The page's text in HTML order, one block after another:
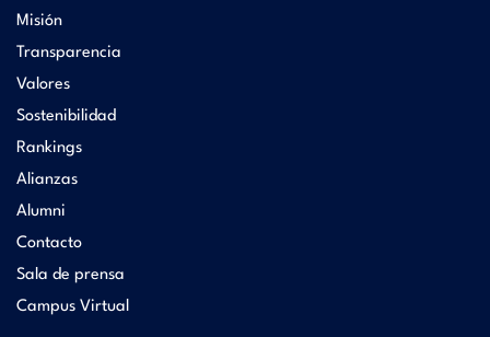
Misión
Transparencia
Valores
Sostenibilidad
Rankings
Alianzas
Alumni
Contacto
Sala de prensa
Campus Virtual